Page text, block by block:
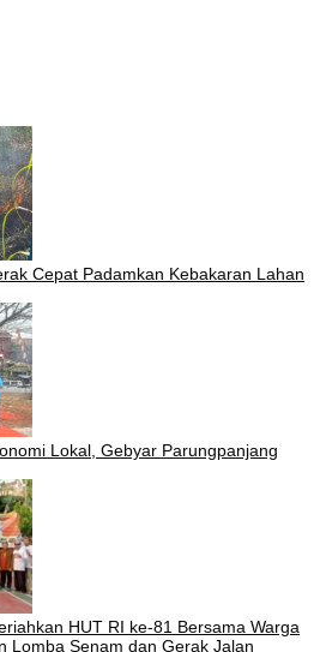
Cepat Padamkan Kebakaran Lahan
Lokal, Gebyar Parungpanjang
HUT RI ke-81 Bersama Warga
Lomba Senam dan Gerak Jalan